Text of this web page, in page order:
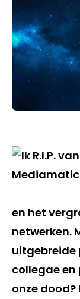
en het
netwerken.
uitgebreide
collegae en
onze